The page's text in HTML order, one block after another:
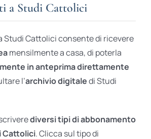
a Studi Cattolici
Studi Cattolici consente di ricevere
mensilmente a casa, di poterla
in anteprima direttamente
l’archivio digitaledi Studi
diversi tipi di abbonamento
Cattolici. Clicca sul tipo di